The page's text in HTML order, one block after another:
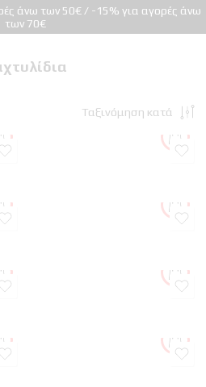
άνω των 50€ / -15% για αγορές άνω
των 70€
Ταξινόμηση κατά